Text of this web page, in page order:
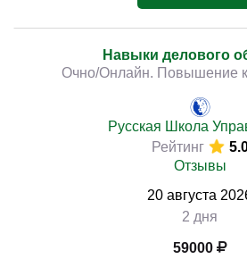
Навыки делового
Очно/Онлайн. Повышение
Русская Школа
Рейтинг
Отзывы
20 августа
2 дня
59000